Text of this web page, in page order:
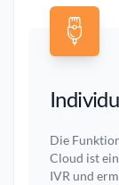
Die
Cloud ist
IVR und